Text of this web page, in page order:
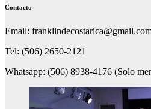
Contacto
Email:
Tel: (506) 2650-2121
Whatsapp: (506) 8938-4176 (Solo